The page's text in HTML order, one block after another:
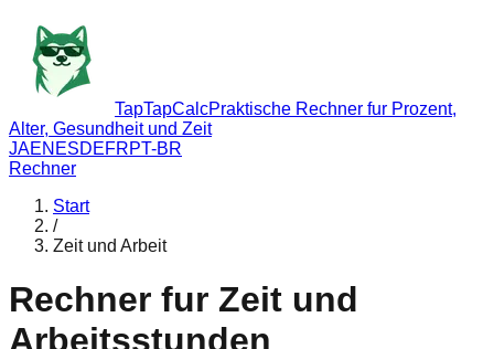
TapTapCalcPraktische Rechner fur Prozent,
Alter, Gesundheit und Zeit
JAEN ESDEFRPT-BR
Rechner
Start
/
Zeit und Arbeit
Rechner fur Zeit und
Arbeitsstunden